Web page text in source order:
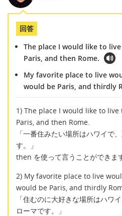
回答
The place I would like to
Paris, and then Rome.
My favorite place to live
would be Paris, and thirdly
1) The place I would like to
Paris, and then Rome.
「一番住みたい場所はハワイで
す。」
then を使って言うことができま
2) My favorite place to live
would be Paris, and thirdly
「住むのに大好きな場所はハワ
ローマです。」